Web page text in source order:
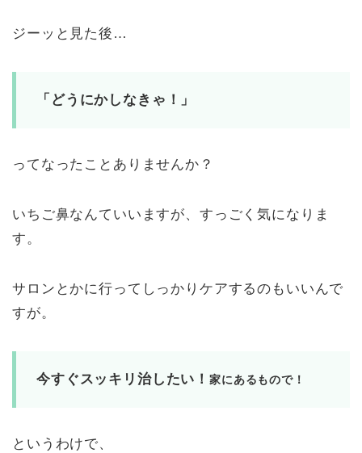
ジーッと見た後…
「どうにかしなきゃ！」
ってなったことありませんか？
いちご鼻なんていいますが、すっごく気になりま
す。
サロンとかに行ってしっかりケアするのもいいんで
すが。
今すぐスッキリ治したい！家にあるもので！
というわけで、